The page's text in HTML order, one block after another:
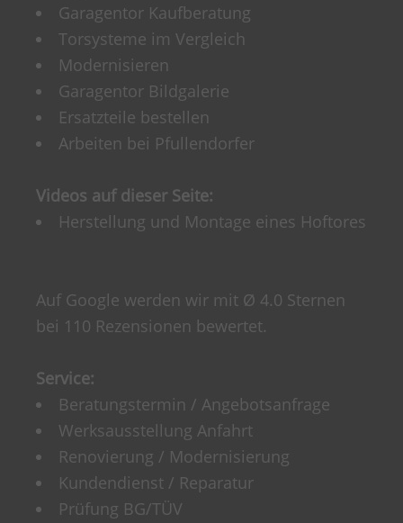
Garagentor Kaufberatung
Torsysteme im Vergleich
Modernisieren
Garagentor Bildgalerie
Ersatzteile bestellen
Arbeiten bei Pfullendorfer
Videos auf dieser Seite:
Herstellung und Montage eines Hoftores
Auf Google werden wir mit Ø 4.0 Sternen
bei 110 Rezensionen bewertet.
Service:
Beratungstermin / Angebotsanfrage
Werksausstellung Anfahrt
Renovierung / Modernisierung
Kundendienst / Reparatur
Prüfung BG/TÜV